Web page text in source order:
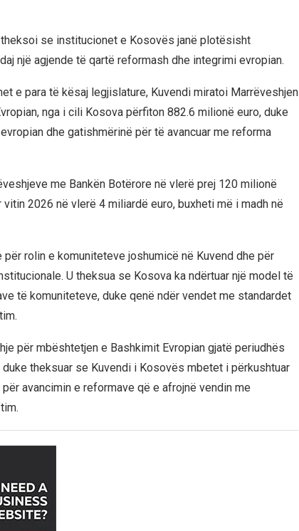
se institucionet e Kosovës janë plotësisht
një agjende të qartë reformash dhe integrimi evropian.
e para të kësaj legjislature, Kuvendi miratoi Marrëveshjen
nga i cili Kosova përfiton 882.6 milionë euro, duke
dhe gatishmërinë për të avancuar me reforma
me Bankën Botërore në vlerë prej 120 milionë
2026 në vlerë 4 miliardë euro, buxheti më i madh në
rolin e komuniteteve joshumicë në Kuvend dhe për
U theksua se Kosova ka ndërtuar një model të
të komuniteteve, duke qenë ndër vendet me standardet
për mbështetjen e Bashkimit Evropian gjatë periudhës
theksuar se Kuvendi i Kosovës mbetet i përkushtuar
avancimin e reformave që e afrojnë vendin me